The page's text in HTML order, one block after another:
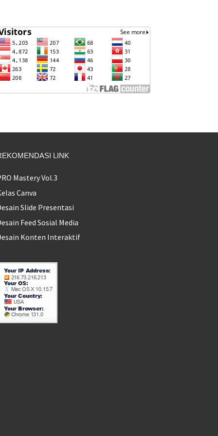
LINK
Mastery Vol.3
Canva
Slide Presentasi
Feed Sosial Media
Konten Interaktif